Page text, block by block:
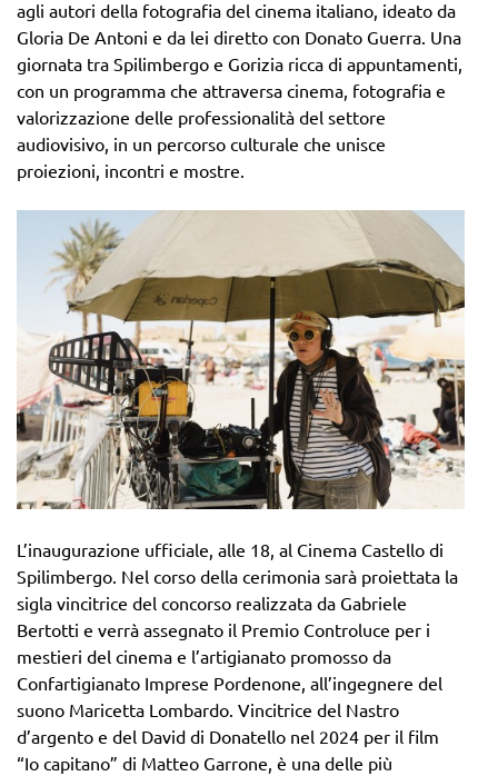
agli autori della fotografia del cinema italiano, ideato da
Gloria De Antoni e da lei diretto con Donato Guerra. Una
giornata tra Spilimbergo e Gorizia ricca di appuntamenti,
con un programma che attraversa cinema, fotografia e
valorizzazione delle professionalità del settore
audiovisivo, in un percorso culturale che unisce
proiezioni, incontri e mostre.
L’inaugurazione ufficiale, alle 18, al Cinema Castello di
Spilimbergo. Nel corso della cerimonia sarà proiettata la
sigla vincitrice del concorso realizzata da Gabriele
Bertotti e verrà assegnato il Premio Controluce per i
mestieri del cinema e l’artigianato promosso da
Confartigianato Imprese Pordenone, all’ingegnere del
suono Maricetta Lombardo. Vincitrice del Nastro
d’argento e del David di Donatello nel 2024 per il film
“Io capitano” di Matteo Garrone, è una delle più